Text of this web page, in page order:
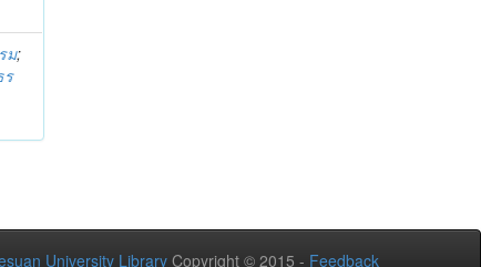
ม;
ร
University Library Copyright © 2015 - Feedback